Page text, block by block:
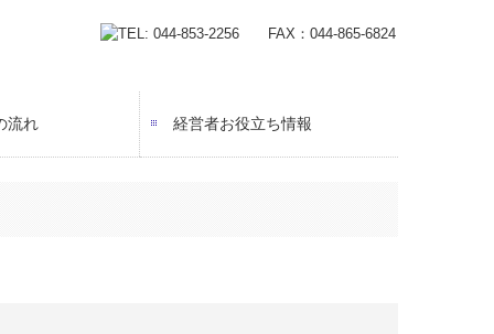
流れ 経営者お役立ち情報